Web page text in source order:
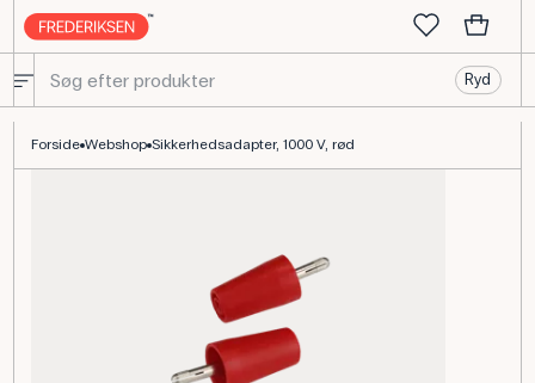
Ryd
Forside Webshop Sikkerhedsadapter, 1000 V, rød